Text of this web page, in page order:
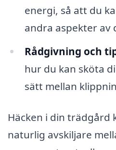
energi, så att du
andra aspekter av
Rådgivning och
hur du kan sköta
sätt mellan
Häcken i din trädgård
naturlig avskiljare